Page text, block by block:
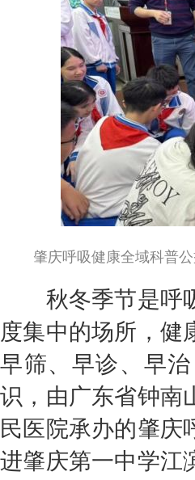
肇庆呼吸健康全域科普
秋冬季节是呼吸
度集中的场所，健
早筛、早诊、早
识，由广东省钟南
民医院承办的肇庆
进肇庆第一中学江